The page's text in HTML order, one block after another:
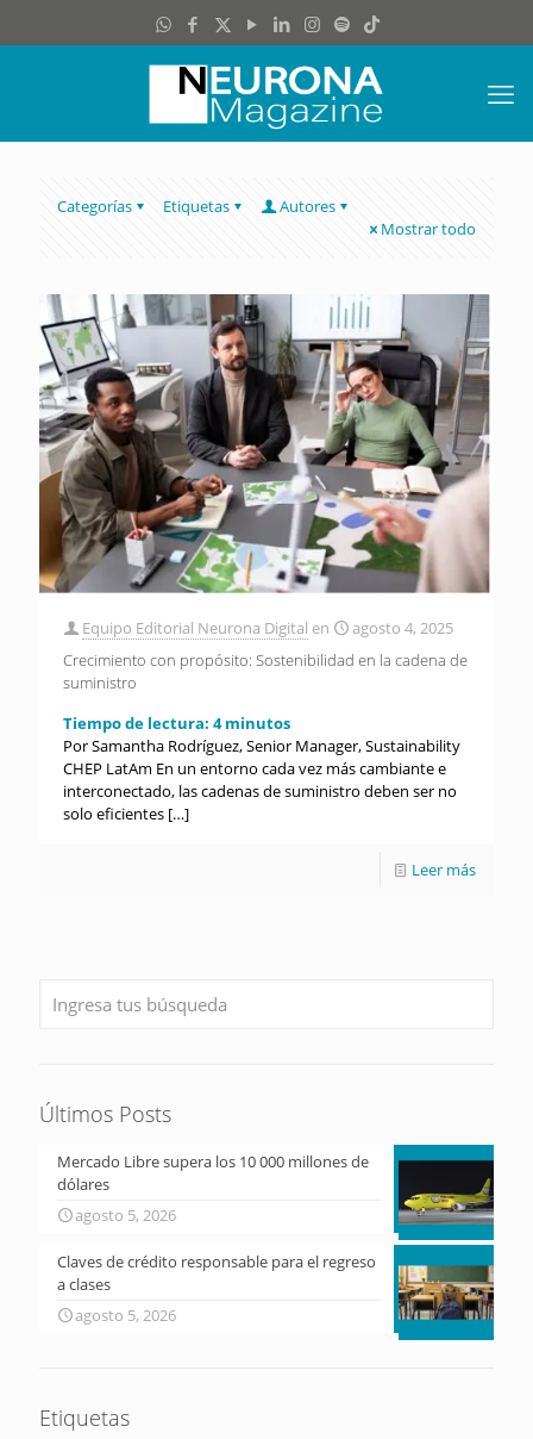
Categorías Etiquetas
Autores
Mostrar todo
Equipo Editorial Neurona Digital en
agosto 4, 2025
Crecimiento con propósito: Sostenibilidad en la cadena de
suministro
Tiempo de lectura: 4 minutos
Por Samantha Rodríguez, Senior Manager, Sustainability
CHEP LatAm En un entorno cada vez más cambiante e
interconectado, las cadenas de suministro deben ser no
solo eficientes […]
Leer más
Últimos Posts
Mercado Libre supera los 10 000 millones de
dólares
agosto 5, 2026
Claves de crédito responsable para el regreso
a clases
agosto 5, 2026
Etiquetas